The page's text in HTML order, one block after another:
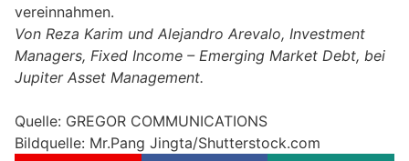
vereinnahmen.
Von Reza Karim und Alejandro Arevalo, Investment
Managers, Fixed Income – Emerging Market Debt, bei
Jupiter Asset Management.
Quelle: GREGOR COMMUNICATIONS
Bildquelle: Mr.Pang Jingta/Shutterstock.com